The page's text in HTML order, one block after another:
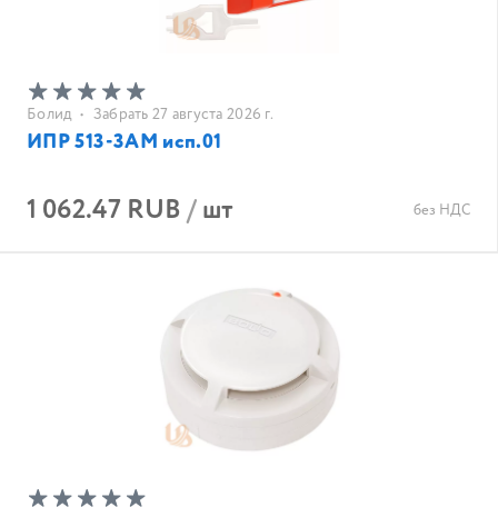
Болид • Забрать 27 августа 2026 г.
ИПР 513-3АМ исп.01
1 062.47 RUB/шт без НДС